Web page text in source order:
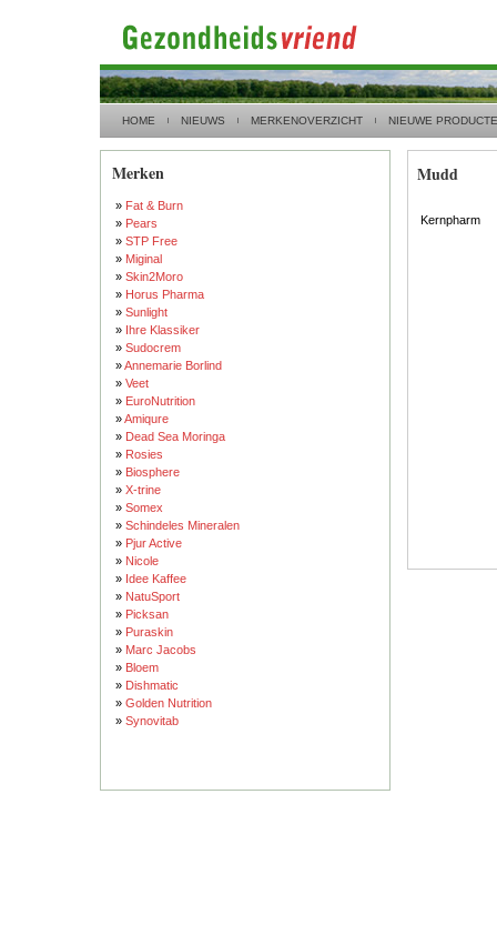
HOME NIEUWS MERKENOVERZICHT NIEUWE
Merken
» Fat & Burn
» Pears
» STP Free
» Miginal
» Skin2Moro
» Horus Pharma
» Sunlight
» Ihre Klassiker
» Sudocrem
»Annemarie Borlind
» Veet
» EuroNutrition
»Amiqure
» Dead Sea Moringa
» Rosies
» Biosphere
» X-trine
» Somex
» Schindeles Mineralen
» Pjur Active
» Nicole
» Idee Kaffee
» NatuSport
» Picksan
» Puraskin
» Marc Jacobs
» Bloem
» Dishmatic
» Golden Nutrition
» Synovitab
Mudd
Kernpharm